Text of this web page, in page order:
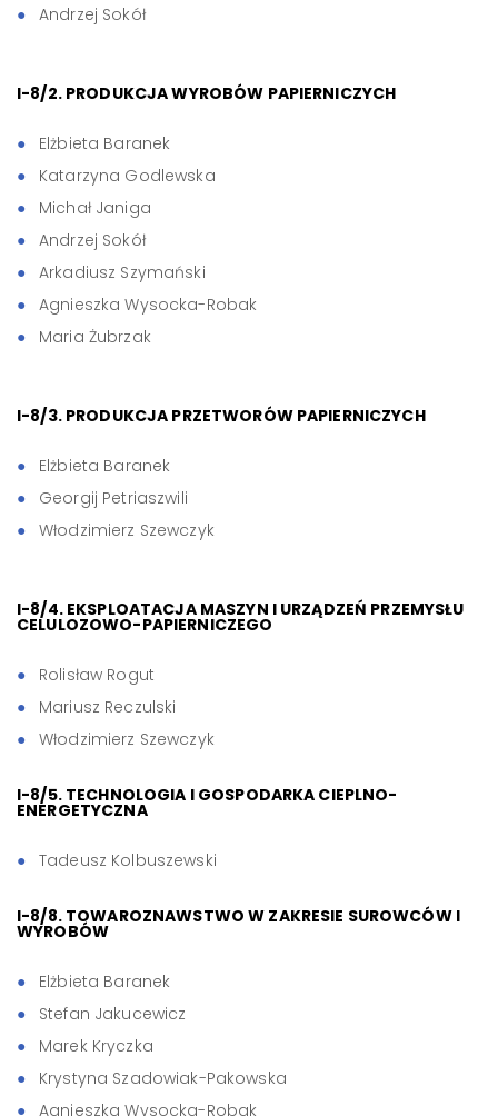
Andrzej Sokół
I-8/2. PRODUKCJA WYROBÓW PAPIERNICZYCH
Elżbieta Baranek
Katarzyna Godlewska
Michał Janiga
Andrzej Sokół
Arkadiusz Szymański
Agnieszka Wysocka-Robak
Maria Żubrzak
I-8/3. PRODUKCJA PRZETWORÓW PAPIERNICZYCH
Elżbieta Baranek
Georgij Petriaszwili
Włodzimierz Szewczyk
I-8/4. EKSPLOATACJA MASZYN I URZĄDZEŃ PRZEMYSŁU
CELULOZOWO-PAPIERNICZEGO
Rolisław Rogut
Mariusz Reczulski
Włodzimierz Szewczyk
I-8/5. TECHNOLOGIA I GOSPODARKA CIEPLNO-
ENERGETYCZNA
Tadeusz Kolbuszewski
I-8/8. TOWAROZNAWSTWO W ZAKRESIE SUROWCÓW I
WYROBÓW
Elżbieta Baranek
Stefan Jakucewicz
Marek Kryczka
Krystyna Szadowiak-Pakowska
Agnieszka Wysocka-Robak